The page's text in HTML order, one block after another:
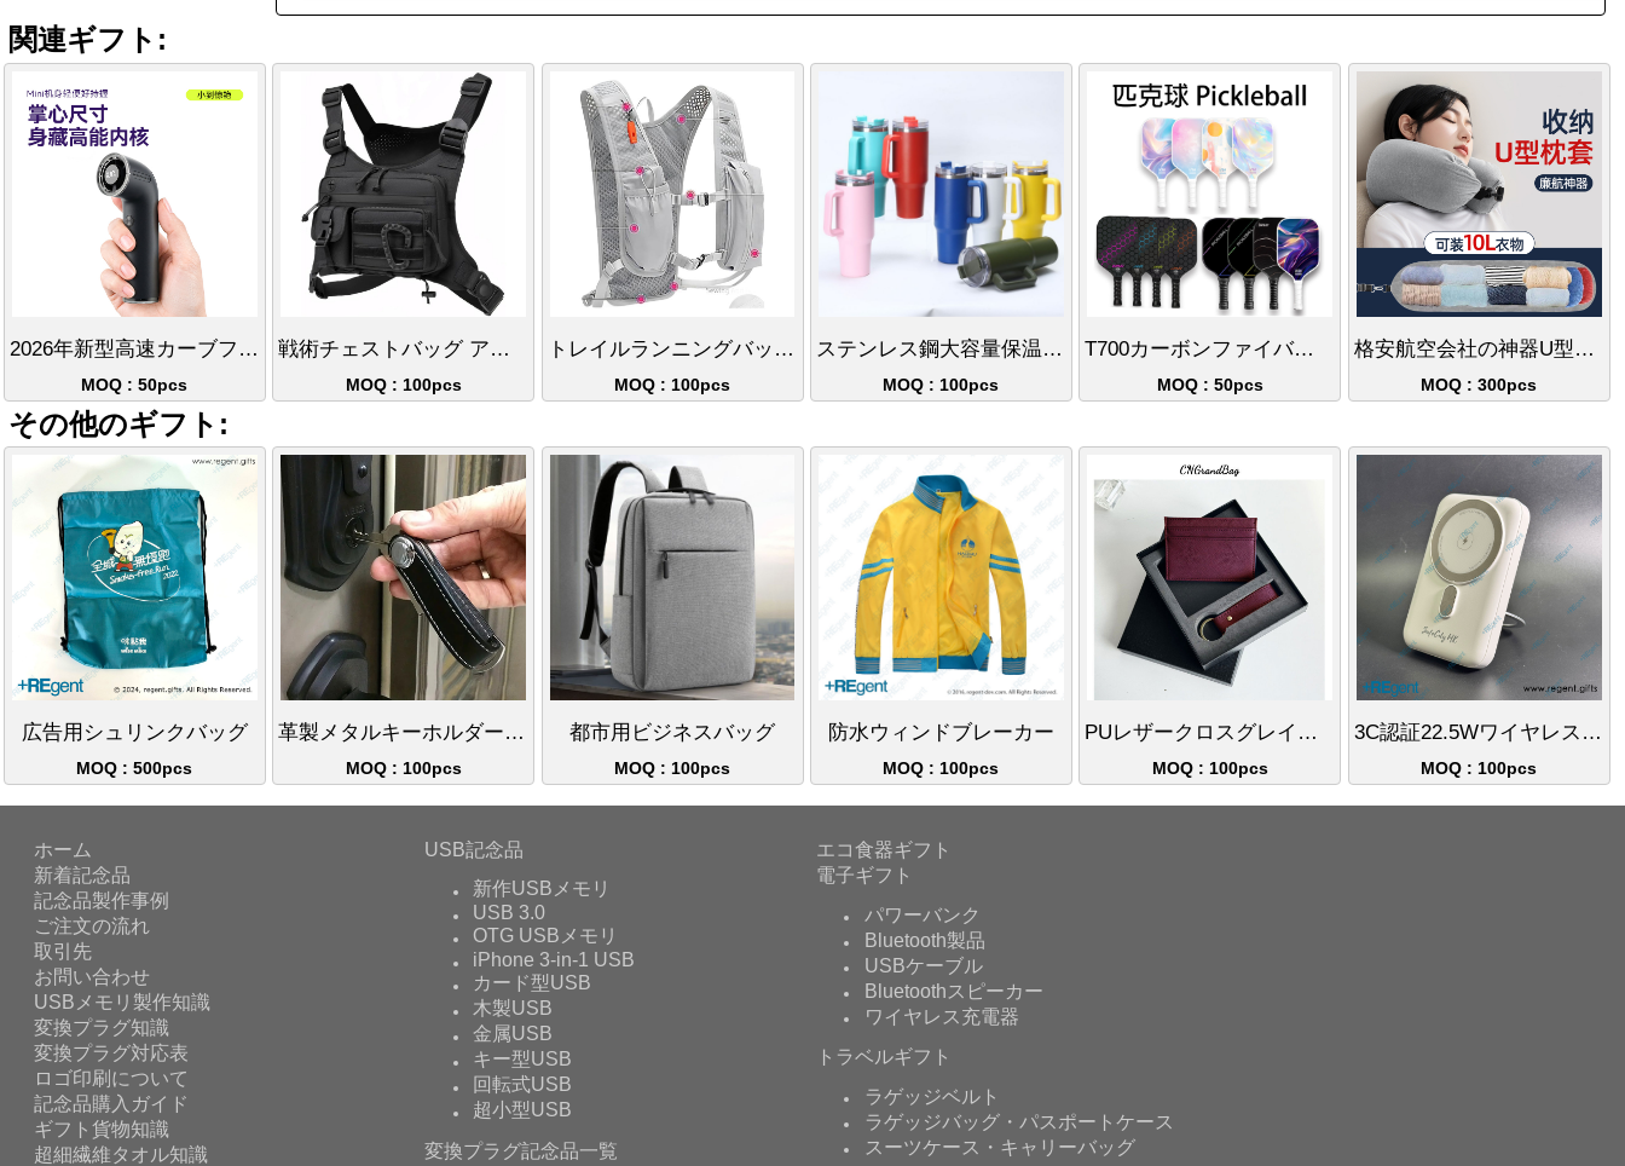
関連ギフト:
2026年新型高速カーブファンUSB充電ポータブル大風量ハンドファン
MOQ : 50pcs
戦術チェストバッグ アウトドアスポーツ 迷彩チェストバッグ
MOQ : 100pcs
トレイルランニングバックパック 軽量で速乾性に優れています
MOQ : 100pcs
ステンレス鋼大容量保温カップ、二重真空設計、ストロー付きハンドル、アイスバッグカップ、持ち運びカップ40oz
MOQ : 100pcs
T700カーボンファイバーピックルボールラケットセット
MOQ : 50pcs
格安航空会社の神器U型枕、多機能ネックピロー、衣類を詰めて携帯できる枕カバー
MOQ : 300pcs
その他のギフト:
広告用シュリンクバッグ
MOQ : 500pcs
革製メタルキーホルダー シンプルクロージングリング
MOQ : 100pcs
都市用ビジネスバッグ
MOQ : 100pcs
防水ウィンドブレーカー
MOQ : 100pcs
PUレザークロスグレイン大容量カードケースキーホルダーセット
MOQ : 100pcs
3C認証22.5Wワイヤレス電源スタンドマグネット式Magsafe充電器ギフト10000mAh
MOQ : 100pcs
ホーム
新着記念品
記念品製作事例
ご注文の流れ
取引先
お問い合わせ
USBメモリ製作知識
変換プラグ知識
変換プラグ対応表
ロゴ印刷について
記念品購入ガイド
ギフト貨物知識
超細繊維タオル知識
USB記念品
新作USBメモリ
USB 3.0
OTG USBメモリ
iPhone 3-in-1 USB
カード型USB
木製USB
金属USB
キー型USB
回転式USB
超小型USB
変換プラグ記念品一覧
エコ食器ギフト
電子ギフト
パワーバンク
Bluetooth製品
USBケーブル
Bluetoothスピーカー
ワイヤレス充電器
トラベルギフト
ラゲッジベルト
ラゲッジバッグ・パスポートケース
スーツケース・キャリーバッグ